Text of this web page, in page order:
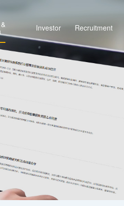
Investor Recruitment